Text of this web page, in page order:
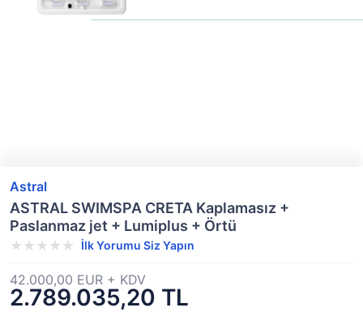
Astral
ASTRAL SWIMSPA CRETA Kaplamasız +
Paslanmaz jet + Lumiplus + Örtü
İlk Yorumu Siz Yapın
2.789.035,20 TL
42.000,00 EUR + KDV